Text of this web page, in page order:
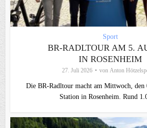
Sport
BR-RADLTOUR AM 5.
IN ROSENHEIM
27. Juli 2026 von Anton
Die BR-Radltour macht am Mittwoch, den
Station in Rosenheim. Rund